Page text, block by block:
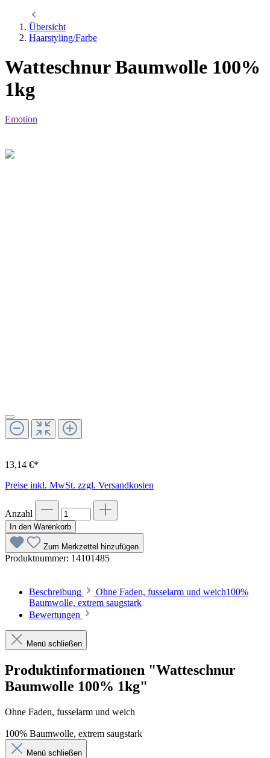
Übersicht
Haarstyling/Farbe
Watteschnur Baumwolle 100%
1kg
Emotion
13,14 €*
Preise inkl. MwSt. zzgl. Versandkosten
Anzahl
In den Warenkorb
Zum Merkzettel hinzufügen
Produktnummer: 14101485
Beschreibung
Ohne Faden, fusselarm und weich100%
Baumwolle, extrem saugstark
Bewertungen
Menü schließen
Produktinformationen "Watteschnur
Baumwolle 100% 1kg"
Ohne Faden, fusselarm und weich
100% Baumwolle, extrem saugstark
Menü schließen